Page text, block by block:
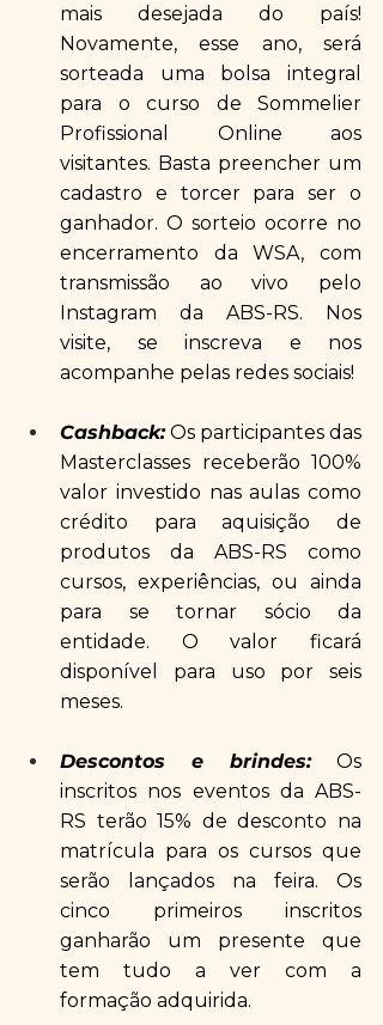
mais desejada do país!
Novamente, esse ano, será
sorteada uma bolsa integral
para o curso de Sommelier
Profissional Online aos
visitantes. Basta preencher um
cadastro e torcer para ser o
ganhador. O sorteio ocorre no
encerramento da WSA, com
transmissão ao vivo pelo
Instagram da ABS-RS. Nos
visite, se inscreva e nos
acompanhe pelas redes sociais!
Cashback: Os participantes das
Masterclasses receberão 100%
valor investido nas aulas como
crédito para aquisição de
produtos da ABS-RS como
cursos, experiências, ou ainda
para se tornar sócio da
entidade. O valor ficará
disponível para uso por seis
meses.
Descontos e brindes: Os
inscritos nos eventos da ABS-
RS terão 15% de desconto na
matrícula para os cursos que
serão lançados na feira. Os
cinco primeiros inscritos
ganharão um presente que
tem tudo a ver com a
formação adquirida.